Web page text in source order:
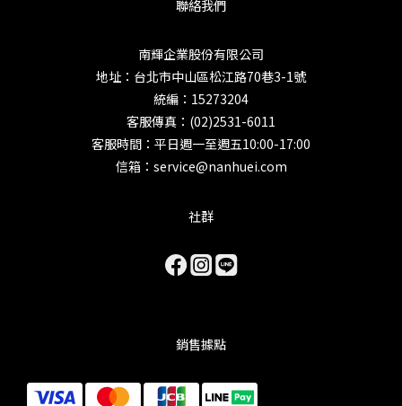
聯絡我們
南輝企業股份有限公司
地址：台北市中山區松江路70巷3-1號
統編：15273204
客服傳真：(02)2531-6011
客服時間：平日週一至週五10:00-17:00
信箱：service@nanhuei.com
社群
銷售據點